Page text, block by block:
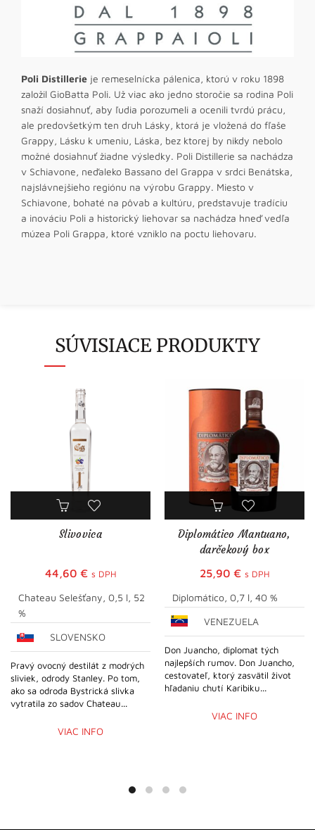
Poli Distillerie je remeselnícka pálenica, ktorú v roku 1898
založil GioBatta Poli. Už viac ako jedno storočie sa rodina Poli
snaží dosiahnuť, aby ľudia porozumeli a ocenili tvrdú prácu,
ale predovšetkým ten druh Lásky, ktorá je vložená do fľaše
Grappy, Lásku k umeniu, Láska, bez ktorej by nikdy nebolo
možné dosiahnuť žiadne výsledky. Poli Distillerie sa nachádza
v Schiavone, neďaleko Bassano del Grappa v srdci Benátska,
najslávnejšieho regiónu na výrobu Grappy. Miesto v
Schiavone, bohaté na pôvab a kultúru, predstavuje tradíciu
a inováciu Poli a historický liehovar sa nachádza hneď vedľa
múzea Poli Grappa, ktoré vzniklo na poctu liehovaru.
SÚVISIACE PRODUKTY
Slivovica
44,60 € s DPH
Chateau Selešťany, 0,5 l, 52
%
SLOVENSKO
Pravý ovocný destilát z modrých
sliviek, odrody Stanley. Po tom,
ako sa odroda Bystrická slivka
vytratila zo sadov Chateau...
VIAC INFO
Diplomático Mantuano,
darčekový box
25,90 € s DPH
Diplomático, 0,7 l, 40 %
VENEZUELA
Don Juancho, diplomat tých
najlepších rumov. Don Juancho,
cestovateľ, ktorý zasvätil život
hľadaniu chutí Karibiku...
VIAC INFO